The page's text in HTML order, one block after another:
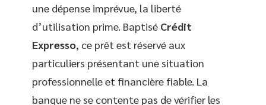
une dépense imprévue, la liberté
d’utilisation prime. Baptisé Crédit
Expresso, ce prêt est réservé aux
particuliers présentant une situation
professionnelle et financière fiable. La
banque ne se contente pas de vérifier les